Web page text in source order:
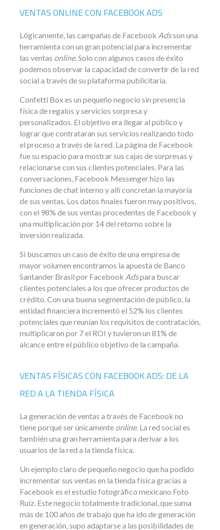
VENTAS ONLINE CON FACEBOOK ADS
Lógicamente, las campañas de Facebook Adsson una
herramienta con un gran potencial para incrementar
las ventas online. Solo con algunos casos de éxito
podemos observar la capacidad de convertir de la red
social a través de su plataforma publicitaria.
Confetti Box es un pequeño negocio sin presencia
física de regalos y servicios sorpresa y
personalizados. El objetivo era llegar al público y
lograr que contrataran sus servicios realizando todo
el proceso a través de la red. La página de Facebook
fue su espacio para mostrar sus cajas de sorpresas y
relacionarse con sus clientes potenciales. Para las
conversaciones, Facebook Messenger hizo las
funciones de chat interno y allí concretan la mayoría
de sus ventas. Los datos finales fueron muy positivos,
con el 98% de sus ventas procedentes de Facebook y
una multiplicación por 14 del retorno sobre la
inversión realizada.
Si buscamos un caso de éxito de una empresa de
mayor volumen encontramos la apuesta de Banco
Santander Brasil por Facebook Adspara buscar
clientes potenciales a los que ofrecer productos de
crédito. Con una buena segmentación de público, la
entidad financiera incrementó el 52% los clientes
potenciales que reunían los requisitos de contratación,
multiplicaron por 7 el ROI y tuvieron un 81% de
alcance entre el público objetivo de la campaña.
VENTAS FÍSICAS CON FACEBOOK ADS: DE LA
RED A LA TIENDA FÍSICA
La generación de ventas a través de Facebook no
tiene porqué ser únicamente online. La red social es
también una gran herramienta para derivar a los
usuarios de la red a la tienda física.
Un ejemplo claro de pequeño negocio que ha podido
incrementar sus ventas en la tienda física gracias a
Facebook es el estudio fotográfico mexicano Foto
Ruíz. Este negocio totalmente tradicional, que suma
más de 100 años de trabajo que ha ido de generación
en generación, supo adaptarse a las posibilidades de